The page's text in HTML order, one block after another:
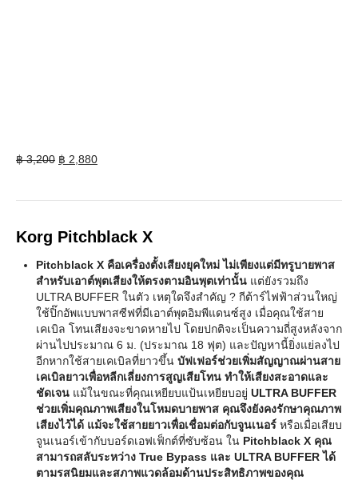
฿3,200 Original
฿ 2,880Current
Korg Pitchblack X
Pitchblack X คือเครื่องตั้งเสียงยุคใหม่ ไม่เพียงแต่มีทรูบายพาส
สำหรับเอาต์พุตเสียงให้ตรงตามอินพุตเท่านั้น แต่ยังรวมถึง
ULTRA BUFFER ในตัว เหตุใดจึงสำคัญ ? กีต้าร์ไฟฟ้าส่วนใหญ่
ใช้ปิ๊กอัพแบบพาสซีฟที่มีเอาต์พุตอิมพีแดนซ์สูง เมื่อคุณใช้สาย
เคเบิล โทนเสียงจะขาดหายไป โดยปกติจะเป็นความถี่สูงหลังจาก
ผ่านไปประมาณ 6 ม. (ประมาณ 18 ฟุต) และปัญหานี้ยิ่งแย่ลงไป
อีกหากใช้สายเคเบิลที่ยาวขึ้น บัฟเฟอร์ช่วยเพิ่มสัญญาณผ่านสาย
เคเบิลยาวเพื่อหลีกเลี่ยงการสูญเสียโทน ทำให้เสียงสะอาดและ
ชัดเจน แม้ในขณะที่คุณเหยียบแป้นเหยียบอยู่ ULTRA BUFFER
ช่วยเพิ่มคุณภาพเสียงในโหมดบายพาส คุณจึงยังคงรักษาคุณภาพ
เสียงไว้ได้ แม้จะใช้สายยาวเพื่อเชื่อมต่อกับจูนเนอร์ หรือเมื่อเสียบ
จูนเนอร์เข้ากับบอร์ดเอฟเฟ็กต์ที่ซับซ้อน ใน Pitchblack X คุณ
สามารถสลับระหว่าง True Bypass และ ULTRA BUFFER ได้
ตามรสนิยมและสภาพแวดล้อมด้านประสิทธิภาพของคุณ